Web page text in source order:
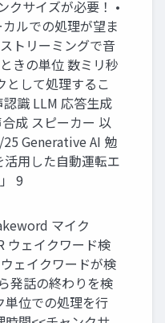
クサイズが必要！ •
ルでの処理が望ま
トリーミングで音
きの単位 数ミリ秒
として処理するこ
認識 LLM 応答生成
成 スピーカー 以
Generative AI 勉
用した自動運転エ
9
マイク
ウェイクワード検
ェイクワードが検
発話の終わりを検
単位での処理を行